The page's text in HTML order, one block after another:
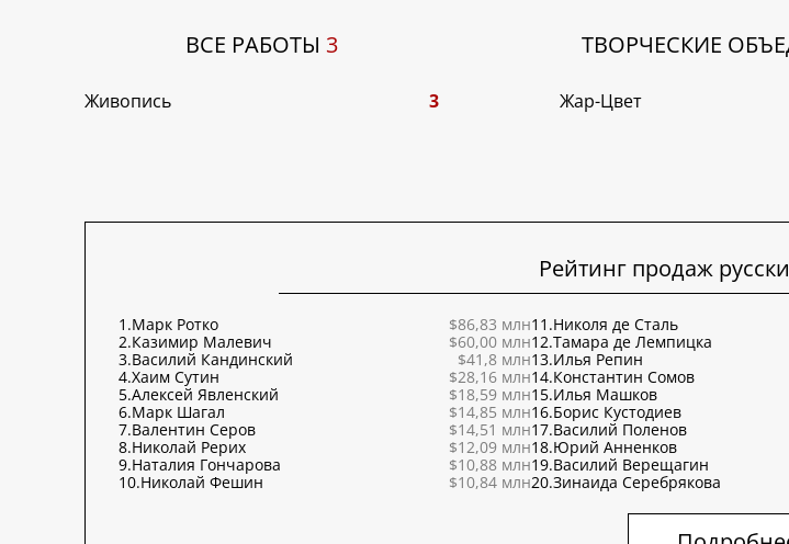
ВСЕ РАБОТЫ3
Живопись 3
ТВОРЧЕСКИЕ
Жар-Цвет
Рейтинг продаж
1.Марк Ротко
$86,83 млн
2.Казимир Малевич
$60,00 млн
3.Василий Кандинский
$41,8 млн
4.Хаим Сутин
$28,16 млн
5.Алексей Явленский
$18,59 млн
6.Марк Шагал
$14,85 млн
7.Валентин Серов
$14,51 млн
8.Николай Рерих
$12,09 млн
9.Наталия Гончарова
$10,88 млн
10.Николай Фешин $10,84 млн
11.Николя де Сталь
12.Тамара де Лемпицка
13.Илья Репин
14.Константин Сомов
15.Илья Машков
16.Борис Кустодиев
17.Василий Поленов
18.Юрий Анненков
19.Василий Верещагин
20.Зинаида Серебрякова